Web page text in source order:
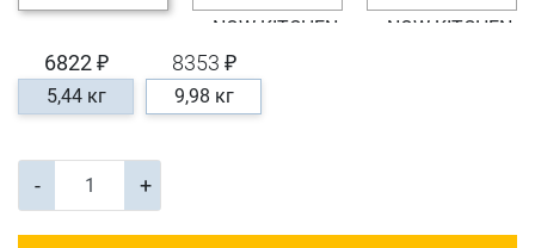
6822 ₽
5,44 кг
8353 ₽
9,98 кг
- +